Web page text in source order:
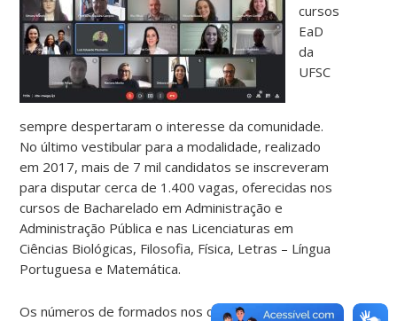
cursos
EaD
da
UFSC
sempre despertaram o interesse da comunidade.
No último vestibular para a modalidade, realizado
em 2017, mais de 7 mil candidatos se inscreveram
para disputar cerca de 1.400 vagas, oferecidas nos
cursos de Bacharelado em Administração e
Administração Pública e nas Licenciaturas em
Ciências Biológicas, Filosofia, Física, Letras – Língua
Portuguesa e Matemática.
Os números de formados nos cursos de Graduação